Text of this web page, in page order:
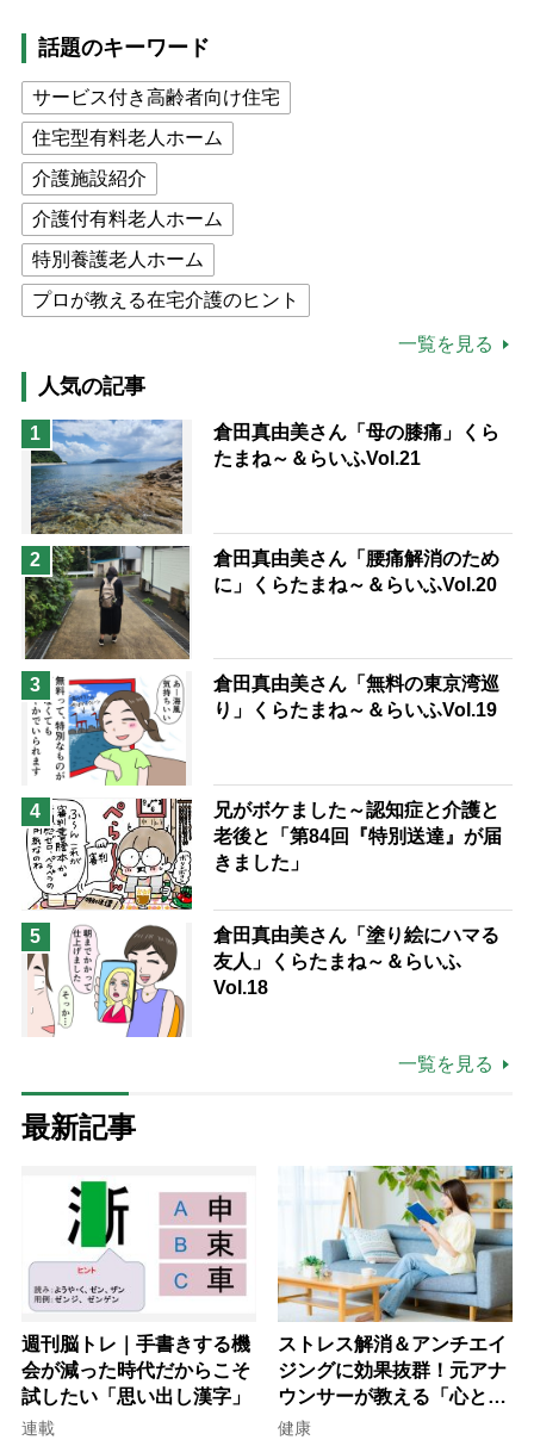
話題のキーワード
サービス付き高齢者向け住宅
住宅型有料老人ホーム
介護施設紹介
介護付有料老人ホーム
特別養護老人ホーム
プロが教える在宅介護のヒント
高木ブー
ケアマネジャー
猫が母になつきません
息子の遠距離介護サバイバル術
兄がボケました
予防法
一覧を見る
人気の記事
1
倉田真由美さん「母の膝痛」くら
たまね～＆らいふVol.21
2
倉田真由美さん「腰痛解消のため
に」くらたまね～＆らいふVol.20
3
倉田真由美さん「無料の東京湾巡
り」くらたまね～＆らいふVol.19
4
兄がボケました～認知症と介護と
老後と「第84回『特別送達』が届
きました」
5
倉田真由美さん「塗り絵にハマる
友人」くらたまね～＆らいふ
Vol.18
一覧を見る
最新記事
週刊脳トレ｜手書きする機
会が減った時代だからこそ
試したい「思い出し漢字」
連載
ストレス解消＆アンチエイ
ジングに効果抜群！元アナ
ウンサーが教える「心と体
を元気にする音読の習慣」
健康